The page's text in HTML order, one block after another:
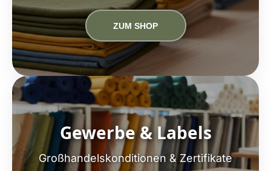
ZUM SHOP
Gewerbe & Labels
Großhandelskonditionen & Zertifikate